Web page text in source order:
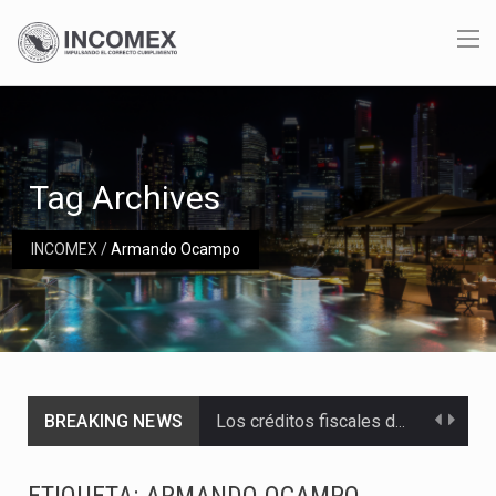
INCOMEX/Armando Ocampo
Tag Archives
BREAKING NEWS